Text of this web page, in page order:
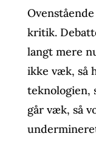
kritik.
langt mere
ikke væk, så
teknologien,
går væk, så